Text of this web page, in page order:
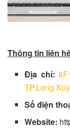
Thông tin liên
Địa chỉ:
TP.Long
Số điện
Website: